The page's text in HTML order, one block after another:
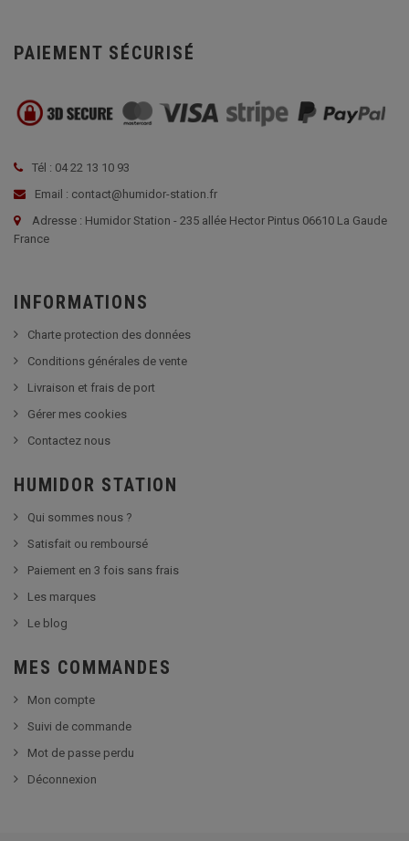
PAIEMENT SÉCURISÉ
Tél : 04 22 13 10 93
Email : contact@humidor-station.fr
Adresse : Humidor Station - 235 allée Hector Pintus 06610 La Gaude
France
INFORMATIONS
Charte protection des données
Conditions générales de vente
Livraison et frais de port
Gérer mes cookies
Contactez nous
HUMIDOR STATION
Qui sommes nous ?
Satisfait ou remboursé
Paiement en 3 fois sans frais
Les marques
Le blog
MES COMMANDES
Mon compte
Suivi de commande
Mot de passe perdu
Déconnexion